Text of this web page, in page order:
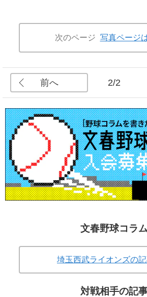
次のページ 写真ページ
前へ 2/2
文春野球コラム
埼玉西武ライオンズの
対戦相手の記